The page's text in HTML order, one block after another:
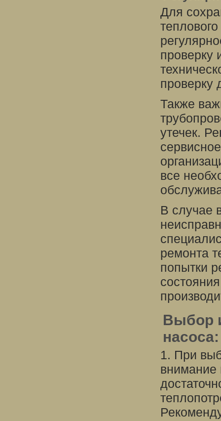
Для
проверку
проверку
Также
утечек.
все
В случае
ремонта
попытки
Выбор
1. При
внимание